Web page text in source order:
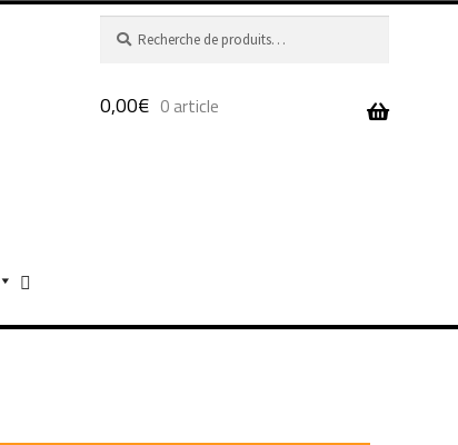
Recherche
pour :
0,00€ 0 article